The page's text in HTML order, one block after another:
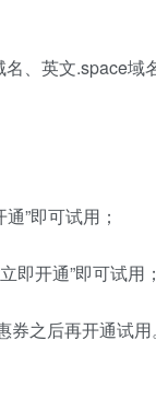
、英文.space
”即可试用；
即开通”即可试用；
之后再开通试用。